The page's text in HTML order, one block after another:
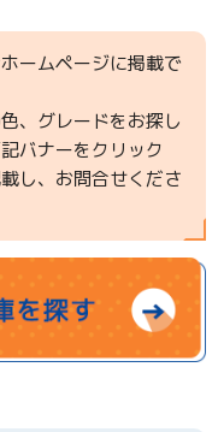
ームページに掲載で
、グレードをお探し
バナーをクリック
し、お問合せくださ